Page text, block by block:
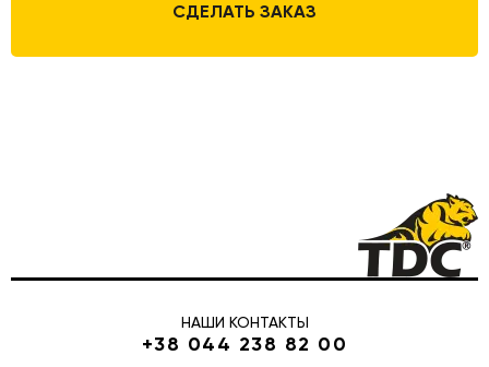
СДЕЛАТЬ ЗАКАЗ
НАШИ КОНТАКТЫ
+38 044 238 82 00